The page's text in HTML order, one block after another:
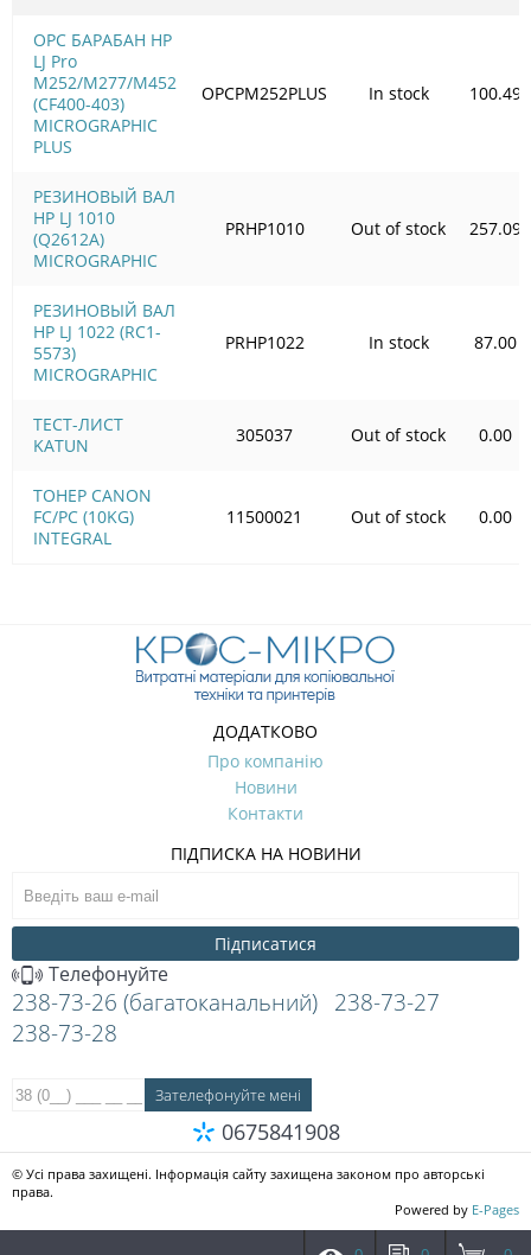
OPC БАРАБАН HP
LJ Pro
M252/M277/M452
(CF400-403)
MICROGRAPHIC
PLUS
РЕЗИНОВЫЙ ВАЛ
HP LJ 1010
(Q2612A)
MICROGRAPHIC
РЕЗИНОВЫЙ ВАЛ
HP LJ 1022 (RC1-
5573)
MICROGRAPHIC
ТЕСТ-ЛИСТ
KATUN
ТОНЕР CANON
FC/PC (10KG)
INTEGRAL
OPCPM252PLUS In stock 100.49
PRHP1010 Out of stock 257.09
PRHP1022 In stock 87.00
305037 Out of stock 0.00
11500021 Out of stock 0.00
ДОДАТКОВО
Про компанію
Новини
Контакти
ПІДПИСКА НА НОВИНИ
Підписатися
Телефонуйте
238-73-26 (багатоканальний) 238-73-27
238-73-28
0675841908
© Усі права захищені. Інформація сайту захищена законом про авторські
права.
Powered by E-Pages